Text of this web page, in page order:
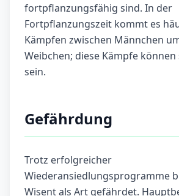
fortpflanzungsfähig sind. In der
Fortpflanzungszeit kommt es
Kämpfen zwischen Männchen
Weibchen; diese Kämpfe
sein.
Gefährdung
Trotz erfolgreicher
Wiederansiedlungsprogramme
Wisent als Art gefährdet.